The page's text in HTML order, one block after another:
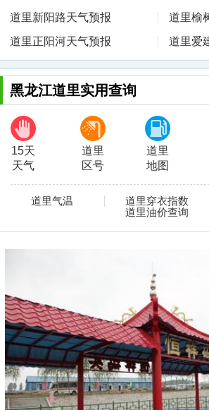
道里新阳路天气预报
道里榆
道里正阳河天气预报
道里爱
黑龙江道里实用查询
15天
天气
道里
区号
道里
地图
道里气温 道里穿衣指数
道里油价查询